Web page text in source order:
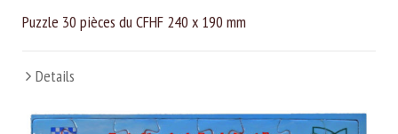
Puzzle 30 pièces du CFHF 240 x 190 mm
Details